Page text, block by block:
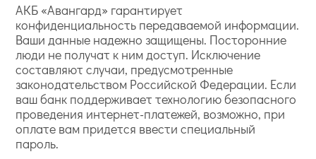
АКБ «Авангард» гарантирует
конфиденциальность передаваемой информации.
Ваши данные надежно защищены. Посторонние
люди не получат к ним доступ. Исключение
составляют случаи, предусмотренные
законодательством Российской Федерации. Если
ваш банк поддерживает технологию безопасного
проведения интернет-платежей, возможно, при
оплате вам придется ввести специальный
пароль.